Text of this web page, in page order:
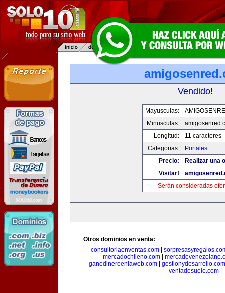
Vendido!
Mayusculas:
Minusculas:
Longitud:
11 caracteres
Categorias:
Portales
Precio:
Realizar una
Visitar!
Serán consideradas
Otros dominios en venta:
consultoriaenventas.com|
mercadochileno.com
ganedineroenlaweb.com
gestionydesarrollo.com
ventadesuelo.com